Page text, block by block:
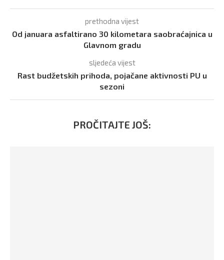
prethodna vijest
Od januara asfaltirano 30 kilometara saobraćajnica u
Glavnom gradu
sljedeća vijest
Rast budžetskih prihoda, pojačane aktivnosti PU u
sezoni
PROČITAJTE JOŠ: